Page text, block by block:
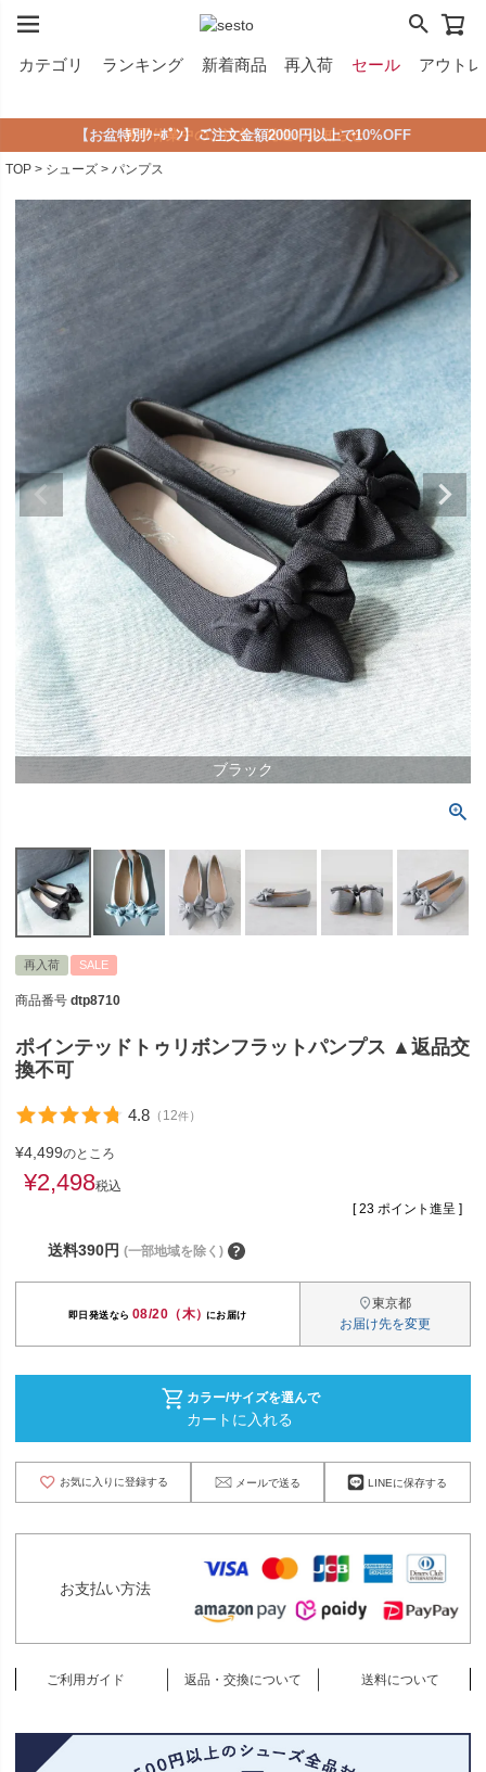
カテゴリ ランキング 新着商品 再入荷 セール アウト
夏季休業中のご注文・発送のお知らせ
【お盆特別ｸｰﾎﾟﾝ】ご注文金額2000円以上で10%OFF
2,500円以上のシューズなら《無料》でサイズ交換！
LINE ID連携で500円クーポンプレゼント！
TOP シューズ パンプス
ブラック
再入荷 SALE
商品番号 dtp8710
ポインテッドトゥリボンフラットパンプス ▲返品交
換不可
4.8 （ 12件）
¥4,499のところ
¥2,498税込
[ 23 ポイント進呈 ]
送料390円 (一部地域を除く)
08/20（木）
東京都
お届け先を変更
カラー/サイズを選んで
カートに入れる
お気に入りに登録する メールで送る LINEに保存する
お支払い方法
ご利用ガイド 返品・交換について 送料について